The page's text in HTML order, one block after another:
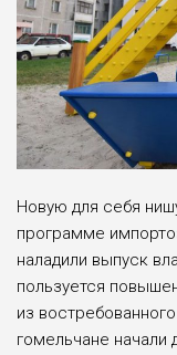
Новую для себя
программе
наладили выпуск
пользуется
из
гомельчане начали